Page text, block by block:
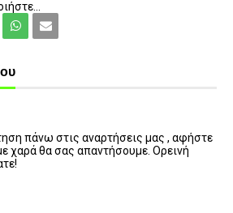
πάνω στις αναρτήσεις μας , αφήστε
χαρά θα σας απαντήσουμε. Ορεινή